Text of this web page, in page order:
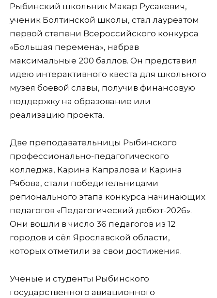
Рыбинский школьник Макар Русакевич,
ученик Болтинской школы, стал лауреатом
первой степени Всероссийского конкурса
«Большая перемена», набрав
максимальные 200 баллов. Он представил
идею интерактивного квеста для школьного
музея боевой славы, получив финансовую
поддержку на образование или
реализацию проекта.
Две преподавательницы Рыбинского
профессионально-педагогического
колледжа, Карина Капралова и Карина
Рябова, стали победительницами
регионального этапа конкурса начинающих
педагогов «Педагогический дебют-2026».
Они вошли в число 36 педагогов из 12
городов и сёл Ярославской области,
которых отметили за свои достижения.
Учёные и студенты Рыбинского
государственного авиационного